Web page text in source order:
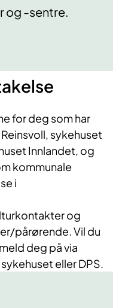
og -sentre.
for deg som har
sykehuset
Innlandet, og
kommunale
i
og
pårørende. Vil du
deg på via
eller DPS.